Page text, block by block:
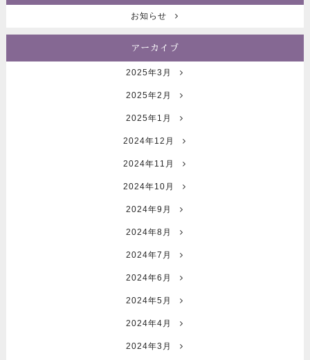
お知らせ
アーカイブ
2025年3月
2025年2月
2025年1月
2024年12月
2024年11月
2024年10月
2024年9月
2024年8月
2024年7月
2024年6月
2024年5月
2024年4月
2024年3月